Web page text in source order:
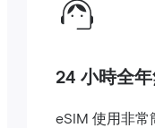
24 小時全
eSIM 使用非常